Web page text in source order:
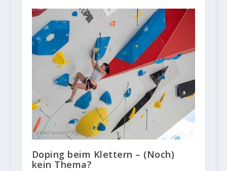
Doping beim Klettern – (Noch)
kein Thema?